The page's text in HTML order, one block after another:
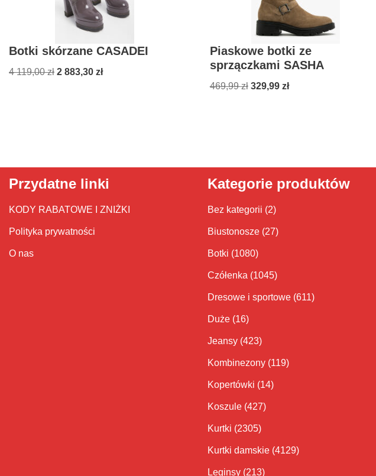
Botki skórzane CASADEI
4 119,00zł 2 883,30 zł
Piaskowe botki ze
sprzączkami SASHA
469,99zł 329,99 zł
Przydatne linki
KODY RABATOWE I ZNIŻKI
Polityka prywatności
O nas
Kategorie produktów
Bez kategorii (2)
Biustonosze (27)
Botki (1080)
Czółenka (1045)
Dresowe i sportowe (611)
Duże (16)
Jeansy (423)
Kombinezony (119)
Kopertówki (14)
Koszule (427)
Kurtki (2305)
Kurtki damskie (4129)
Leginsy (213)